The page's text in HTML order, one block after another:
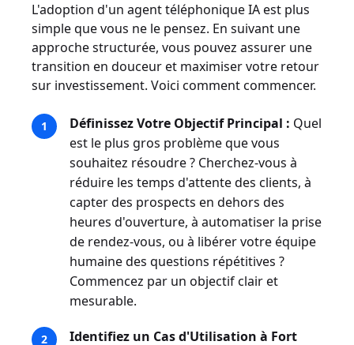
L'adoption d'un agent téléphonique IA est plus
simple que vous ne le pensez. En suivant une
approche structurée, vous pouvez assurer une
transition en douceur et maximiser votre retour
sur investissement. Voici comment commencer.
Définissez Votre Objectif Principal : Quel
est le plus gros problème que vous
souhaitez résoudre ? Cherchez-vous à
réduire les temps d'attente des clients, à
capter des prospects en dehors des
heures d'ouverture, à automatiser la prise
de rendez-vous, ou à libérer votre équipe
humaine des questions répétitives ?
Commencez par un objectif clair et
mesurable.
Identifiez un Cas d'Utilisation à Fort